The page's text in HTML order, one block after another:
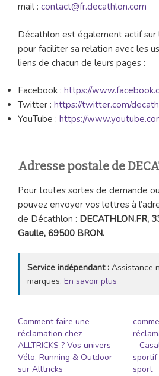
mail : contact@fr.decathlon.com
Décathlon est également actif sur
pour faciliter sa relation avec les
liens de chacun de leurs pages :
Facebook : https://
Twitter : https://twitter.com/
YouTube : https://
Adresse postale de
Pour toutes sortes de demande
pouvez envoyer vos lettres à
de Décathlon : DECATHLON.FR,
Gaulle, 69500 BRON.
Service indépendant : Assistance
marques. En savoir plus
Comment faire une
réclamation chez
ALLTRICKS ? Vos univers
Vélo, Running & Outdoor
sur Alltricks
–
sportif
sport